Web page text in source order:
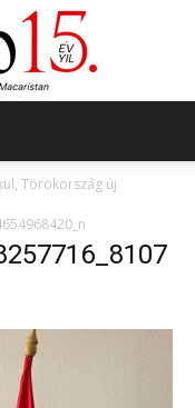
Törökország új